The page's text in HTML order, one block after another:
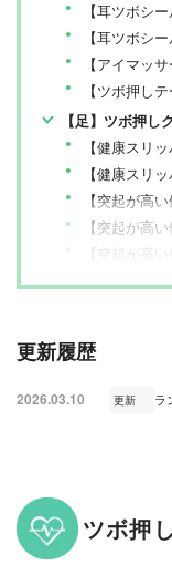
【耳ツボシール
【耳ツボシール
【アイマッサ
【ツボ押し
【足】ツボ押し
【健康スリッパ・サ
【健康スリッパ・サ
【突起が高い健
【突起が高い健
【突起が高い
【フットシート
更新履歴
2026.03.10 更新 ラ
ツボ押